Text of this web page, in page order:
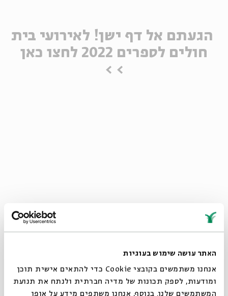
האתר עושה שימוש בעוגיות
אנחנו משתמשים בקובצי Cookie כדי להתאים אישית תוכן
ומודעות, לספק תכונות של מדיה חברתית ולנתח את תנועת
המשתמשים שלנו. בנוסף, אנחנו משתפים מידע על אופן
הגעתם אל דף ישן! לאירועי בית
חולים לספרים 2022 לחצו כאן
> >
| כו-כח בכסלו
בואו לצחוק, להתרגש, לשיר ולרקוד במופע